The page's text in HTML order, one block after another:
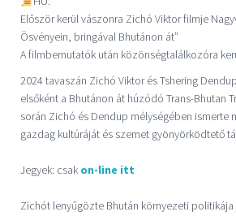
Először kerül vászonra Zichó Viktor filmje
Ösvényein, bringával Bhutánon át”
A filmbemutatók után közönségtalálkozóra
2024 tavaszán Zichó Viktor és Tshering
elsőként a Bhutánon át húzódó Trans-Bhutan
során Zichó és Dendup mélységében ismerte
gazdag kultúráját és szemet gyönyörködtető
Jegyek: csak on-line itt
Zichót lenyűgözte Bhután környezeti politikája